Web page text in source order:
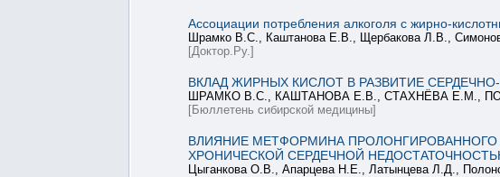
Ассоциации потребления алкоголя с жирно-
Шрамко В.С., Каштанова Е.В., Щербакова Л.В.,
[Доктор.Ру.]
ВКЛАД ЖИРНЫХ КИСЛОТ В РАЗВИТИЕ
ШРАМКО В.С., КАШТАНОВА Е.В., СТАХНЁВА Е.М.,
[Бюллетень сибирской медицины]
ВЛИЯНИЕ МЕТФОРМИНА ПРОЛОНГИРОВАННОГО
ХРОНИЧЕСКОЙ СЕРДЕЧНОЙ
Цыганкова О.В., Апарцева Н.Е., Латынцева Л.Д.,